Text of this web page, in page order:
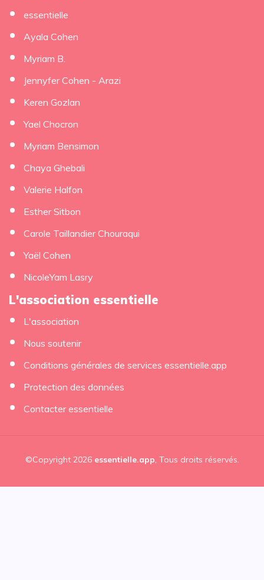
essentielle
Ayala Cohen
Myriam B.
Jennyfer Cohen - Arazi
Keren Gozlan
Yael Chocron
Myriam Bensimon
Chaya Ghebali
Valerie Halfon
Esther Sitbon
Carole Taillandier Chouraqui
Yaël Cohen
NicoleYam Lasry
L'association essentielle
L'association
Nous soutenir
Conditions générales de services essentielle.app
Protection des données
Contacter essentielle
©Copyright 2026 essentielle.app, Tous droits réservés.